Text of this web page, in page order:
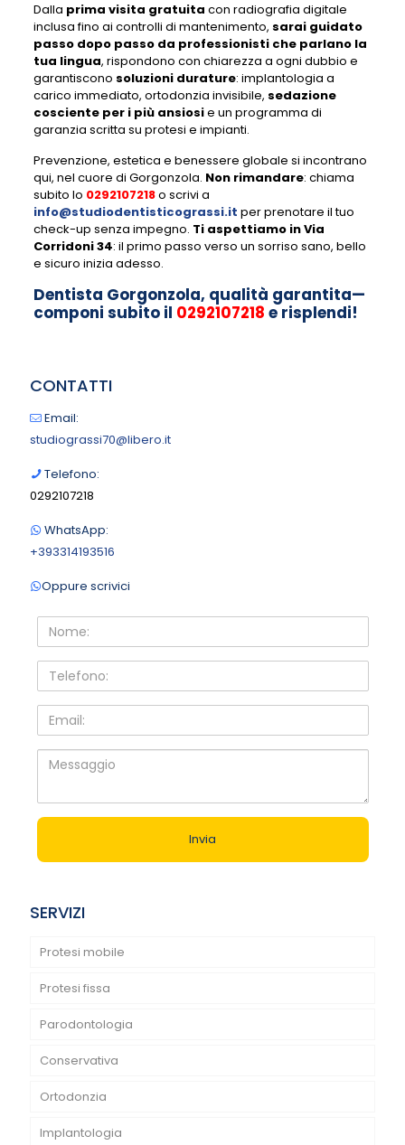
Dalla prima visita gratuita con radiografia digitale
inclusa fino ai controlli di mantenimento, sarai guidato
passo dopo passo da professionisti che parlano la
tua lingua, rispondono con chiarezza a ogni dubbio e
garantiscono soluzioni durature: implantologia a
carico immediato, ortodonzia invisibile, sedazione
cosciente per i più ansiosie un programma di
garanzia scritta su protesi e impianti.
Prevenzione, estetica e benessere globale si incontrano
qui, nel cuore di Gorgonzola. Non rimandare: chiama
subito lo 0292107218o scrivi a
info@studiodentisticograssi.it per prenotare il tuo
check-up senza impegno. Ti aspettiamo in Via
Corridoni 34: il primo passo verso un sorriso sano, bello
e sicuro inizia adesso.
Dentista Gorgonzola, qualità garantita—
componi subito il 0292107218 e risplendi!
CONTATTI
Email:
studiograssi70@libero.it
Telefono:
0292107218
WhatsApp:
+393314193516
Oppure scrivici
Nome:
Telefono:
Email:
Messaggio
SERVIZI
Protesi mobile
Protesi fissa
Parodontologia
Conservativa
Ortodonzia
Implantologia